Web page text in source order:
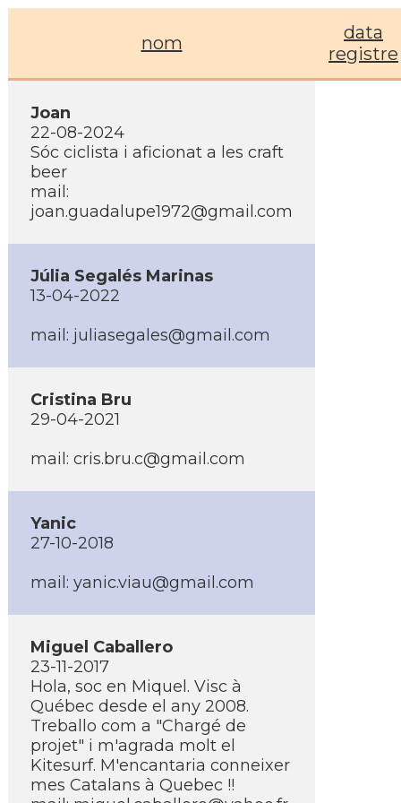
nom
data
registre
Joan
22-08-2024
Sóc ciclista i aficionat a les craft
beer
mail:
joan.guadalupe1972@gmail.com
Júlia Segalés Marinas
13-04-2022
mail: juliasegales@gmail.com
Cristina Bru
29-04-2021
mail: cris.bru.c@gmail.com
Yanic
27-10-2018
mail: yanic.viau@gmail.com
Miguel Caballero
23-11-2017
Hola, soc en Miquel. Visc à
Québec desde el any 2008.
Treballo com a "Chargé de
projet" i m'agrada molt el
Kitesurf. M'encantaria conneixer
mes Catalans à Quebec !!